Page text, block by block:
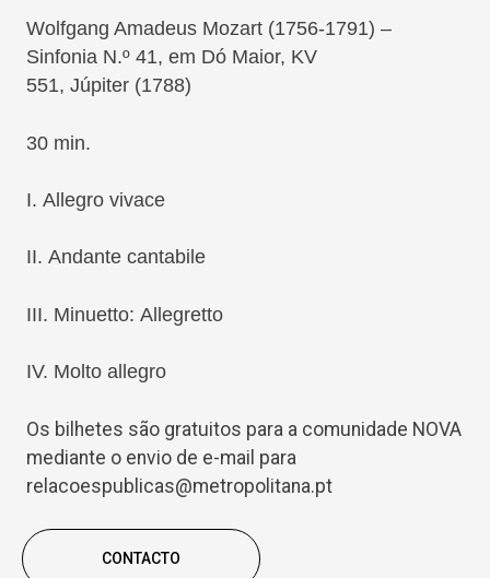
Wolfgang Amadeus Mozart (1756-1791) –
Sinfonia N.º 41, em Dó Maior, KV
551, Júpiter (1788)
30 min.
I. Allegro vivace
II. Andante cantabile
III. Minuetto: Allegretto
IV. Molto allegro
Os bilhetes são gratuitos para a comunidade NOVA
mediante o envio de e-mail para
relacoespublicas@metropolitana.pt
CONTACTO